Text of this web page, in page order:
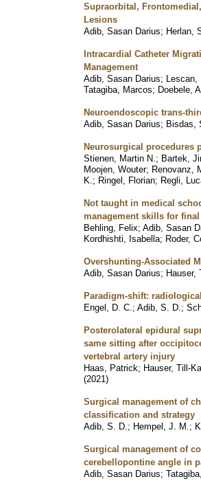
Supraorbital,
Lesions
Adib, Sasan Darius; Herlan,
Intracardial Catheter
Management
Adib, Sasan Darius; Lescan,
Tatagiba, Marcos; Doebele,
Neuroendoscopic trans-
Adib, Sasan Darius; Bisdas,
Neurosurgical procedures
Stienen, Martin N. ; Bartek,
Moojen, Wouter; Renovanz,
K. ; Ringel, Florian; Regli,
Not taught in medical
management skills for
Behling, Felix; Adib, Sasan
Kordhishti, Isabella; Roder,
Overshunting-Associated
Adib, Sasan Darius; Hauser,
Paradigm-shift:
Engel, D. C. ; Adib, S. D. ;
Posterolateral epidural
same sitting after
vertebral artery injury
Haas, Patrick; Hauser, Till-
(2021)
Surgical management of
classification and strategy
Adib, S. D. ; Hempel, J. M. ;
Surgical management of
cerebellopontine angle in
Adib, Sasan Darius;